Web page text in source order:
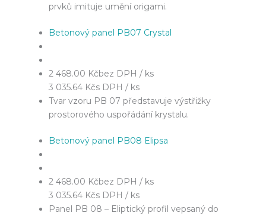
prvků imituje umění origami.
Betonový panel PB07 Crystal
2 468.00 Kčbez DPH / ks
3 035.64 Kčs DPH / ks
Tvar vzoru PB 07 představuje výstřižky
prostorového uspořádání krystalu.
Betonový panel PB08 Elipsa
2 468.00 Kčbez DPH / ks
3 035.64 Kčs DPH / ks
Panel PB 08 – Eliptický profil vepsaný do